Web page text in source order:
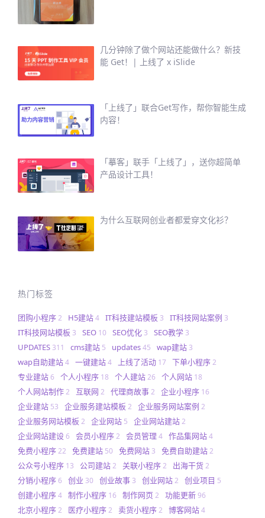
几分钟除了做个网站还能做什么？新技
能 Get！| 上线了 x iSlide
「上线了」联合Get写作，帮你智能生成
内容！
「摹客」联手「上线了」，送你超简单
产品设计工具！
为什么互联网创业者都爱穿文化衫？
热门标签
团购小程序2 H5建站4 IT科技建站模板 3 IT科技网站案例 3
IT科技网站模板 3 SEO 10 SEO优化 3 SEO教学 3
UPDATES 311 cms建站 5 updates45 wap建站 3
wap自助建站4 一键建站4 上线了活动 17 下单小程序2
专业建站6 个人小程序 18 个人建站26 个人网站 18
个人网站制作2 互联网 2 代理商故事2 企业小程序 16
企业建站 53 企业服务建站模板 2 企业服务网站案例 2
企业服务网站模板 2 企业网站 5 企业网站建站2
企业网站建设6 会员小程序2 会员管理 4 作品集网站4
免费小程序22 免费建站 50 免费网站 3 免费自助建站2
公众号小程序 13 公司建站2 关联小程序2 出海干货2
分销小程序6 创业 30 创业故事 3 创业网站2 创业项目 5
创建小程序4 制作小程序 16 制作网页 2 功能更新96
北京小程序2 医疗小程序2 卖货小程序2 博客网站4